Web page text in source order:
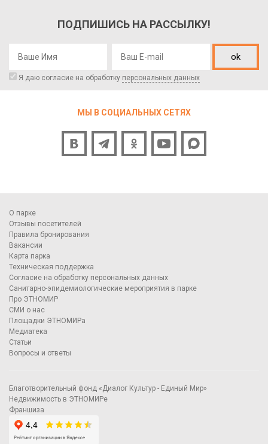
ПОДПИШИСЬ НА РАССЫЛКУ!
ok
Я даю согласие на обработку персональных данных
МЫ В СОЦИАЛЬНЫХ СЕТЯХ
О парке
Отзывы посетителей
Правила бронирования
Вакансии
Карта парка
Техническая поддержка
Согласие на обработку персональных данных
Санитарно-эпидемиологические мероприятия в парке
Про ЭТНОМИР
СМИ о нас
Площадки ЭТНОМИРа
Медиатека
Статьи
Вопросы и ответы
Благотворительный фонд «Диалог Культур - Единый Мир»
Недвижимость в ЭТНОМИРе
Франшиза